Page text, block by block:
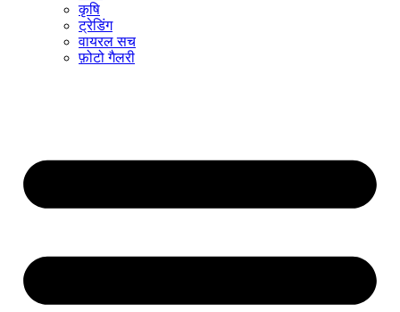
कृषि
ट्रेडिंग
वायरल सच
फ़ोटो गैलरी